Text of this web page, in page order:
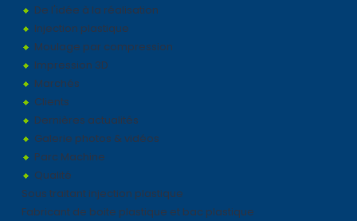
De l'idée à la réalisation
Injection plastique
Moulage par compression
Impression 3D
Marchés
Clients
Dernières actualités
Galerie photos & vidéos
Parc Machine
Qualité
Sous traitant injection plastique
Fabricant de boite plastique et bac plastique